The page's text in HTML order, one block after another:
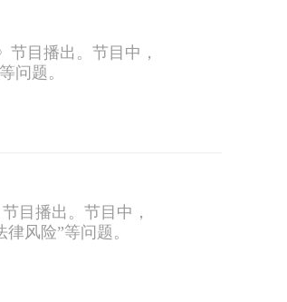
目播出。节目中，
问题。
目播出。节目中，
风险”等问题。